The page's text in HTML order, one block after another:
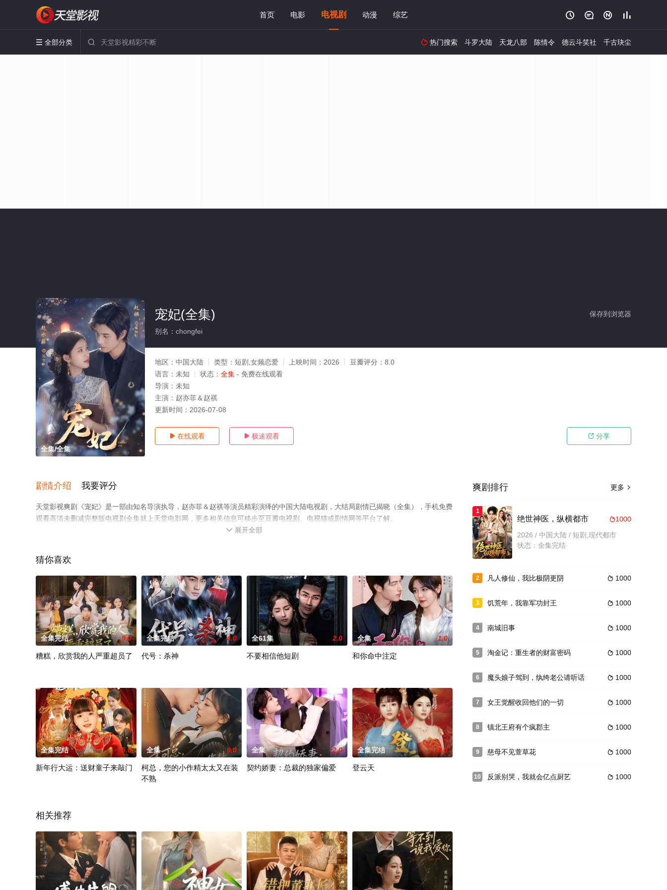
首页 电影 电视剧 动漫 综艺    
 全部分类   热门搜索 斗罗大陆 天龙八部 陈情令 德云斗笑社 千古玦尘
全集/全集
保存到浏览器
宠妃(全集)
别名：chongfei
地区： 中国大陆 类型： 短剧,女频恋爱 上映时间： 2026 豆瓣评分： 8.0
语言： 未知 状态： 全集 - 免费在线观看
导演： 未知
主演： 赵亦菲＆赵祺
更新时间： 2026-07-08
 在线观看  极速观看  分享
剧情介绍 我要评分
天堂影视爽剧《宠妃》是一部由知名导演执导，赵亦菲＆赵祺等演员精彩演绎的中国大陆电视剧，大结局剧情已揭晓（全集），手机免费
观看高清未删减完整版电视剧全集就上天堂电影网，更多相关信息可移步至豆瓣电视剧、电视猫或剧情网等平台了解。
 展开全部
猜你喜欢
全集完结 9.0
糟糕，欣赏我的人严重超员了
全集完结 4.0
代号：杀神
全61集 2.0
不要相信他短剧
全集 1.0
和你命中注定
全集完结 5.0
新年行大运：送财童子来敲门
全集 9.0
柯总，您的小作精太太又在装
不熟
全集 2.0
契约娇妻：总裁的独家偏爱
全集完结 8.0
登云天
相关推荐
更多 
爽剧排行
1
1000
绝世神医，纵横都市
2026 / 中国大陆 / 短剧,现代都市
状态：全集完结
2  1000
凡人修仙，我比极阴更阴
3  1000
饥荒年，我靠军功封王
4  1000
南城旧事
5  1000
淘金记：重生者的财富密码
6  1000
魔头娘子驾到，纨绔老公请听话
7  1000
女王觉醒收回他们的一切
8  1000
镇北王府有个疯郡主
9  1000
慈母不见萱草花
10  1000
反派别哭，我就会亿点厨艺